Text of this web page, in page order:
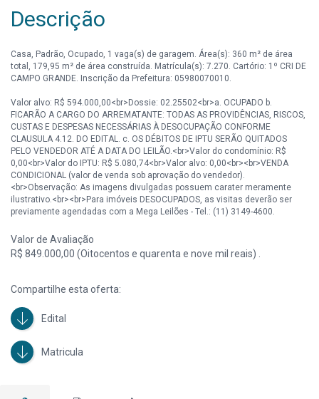
Descrição
Casa, Padrão, Ocupado, 1 vaga(s) de garagem. Área(s): 360 m² de área
total, 179,95 m² de área construída. Matrícula(s): 7.270. Cartório: 1º CRI DE
CAMPO GRANDE. Inscrição da Prefeitura: 05980070010.
Valor alvo: R$ 594.000,00<br>Dossie: 02.25502<br>a. OCUPADO b.
FICARÃO A CARGO DO ARREMATANTE: TODAS AS PROVIDÊNCIAS, RISCOS,
CUSTAS E DESPESAS NECESSÁRIAS À DESOCUPAÇÃO CONFORME
CLAUSULA 4.12. DO EDITAL. c. OS DÉBITOS DE IPTU SERÃO QUITADOS
PELO VENDEDOR ATÉ A DATA DO LEILÃO.<br>Valor do condomínio: R$
0,00<br>Valor do IPTU: R$ 5.080,74<br>Valor alvo: 0,00<br><br>VENDA
CONDICIONAL (valor de venda sob aprovação do vendedor).
<br>Observação: As imagens divulgadas possuem carater meramente
ilustrativo.<br><br>Para imóveis DESOCUPADOS, as visitas deverão ser
previamente agendadas com a Mega Leilões - Tel.: (11) 3149-4600.
Valor de Avaliação
R$ 849.000,00 (Oitocentos e quarenta e nove mil reais) .
Compartilhe esta oferta:
Edital
Matricula